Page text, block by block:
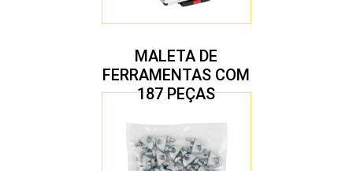
MALETA DE
FERRAMENTAS COM
187 PEÇAS